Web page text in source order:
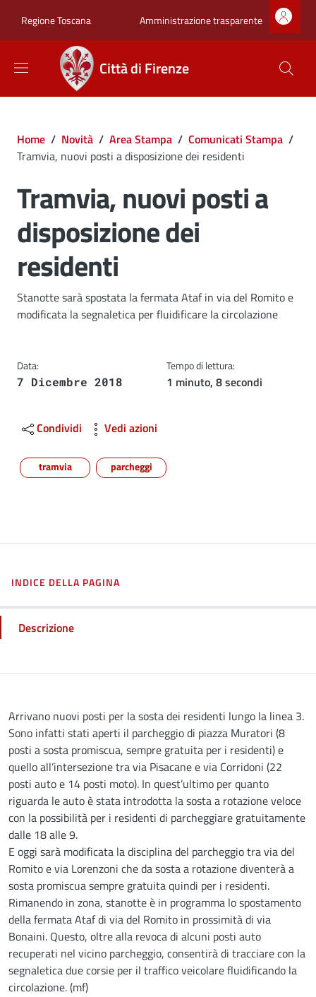
Regione Toscana Zona superiore
Amministrazione trasparente
Città di Firenze
Briciole di pane
Home / Novità / Area Stampa / Comunicati Stampa /
Tramvia, nuovi posti a disposizione dei residenti
Tramvia, nuovi posti a
disposizione dei
residenti
Dettagli
Stanotte sarà spostata la fermata Ataf in via del Romito e
modificata la segnaletica per fluidificare la circolazione
Data:
7 Dicembre 2018
Tempo di lettura:
1 minuto, 8 secondi
Condividi Vedi azioni
tramvia parcheggi
INDICE DELLA PAGINA
Descrizione
Descrizione
Arrivano nuovi posti per la sosta dei residenti lungo la linea 3.
Sono infatti stati aperti il parcheggio di piazza Muratori (8
posti a sosta promiscua, sempre gratuita per i residenti) e
quello all’intersezione tra via Pisacane e via Corridoni (22
posti auto e 14 posti moto). In quest’ultimo per quanto
riguarda le auto è stata introdotta la sosta a rotazione veloce
con la possibilità per i residenti di parcheggiare gratuitamente
dalle 18 alle 9.
E oggi sarà modificata la disciplina del parcheggio tra via del
Romito e via Lorenzoni che da sosta a rotazione diventerà a
sosta promiscua sempre gratuita quindi per i residenti.
Rimanendo in zona, stanotte è in programma lo spostamento
della fermata Ataf di via del Romito in prossimità di via
Bonaini. Questo, oltre alla revoca di alcuni posti auto
recuperati nel vicino parcheggio, consentirà di tracciare con la
segnaletica due corsie per il traffico veicolare fluidificando la
circolazione. (mf)